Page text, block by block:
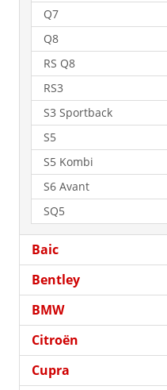
Q7
Q8
RS Q8
RS3
S3 Sportback
S5
S5 Kombi
S6 Avant
SQ5
Baic
Bentley
BMW
Citroën
Cupra